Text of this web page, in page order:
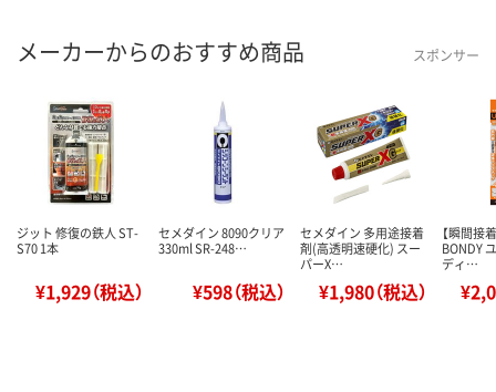
メーカーからのおすすめ商品 スポンサー
ジット 修復の鉄人 ST-
S70 1本
¥1,929（税込）
セメダイン 8090クリア
330ml SR-248…
¥598（税込）
セメダイン 多用途接着
剤(高透明速硬化) スー
パーX…
¥1,980（税込）
【瞬間接
BONDY
ディ…